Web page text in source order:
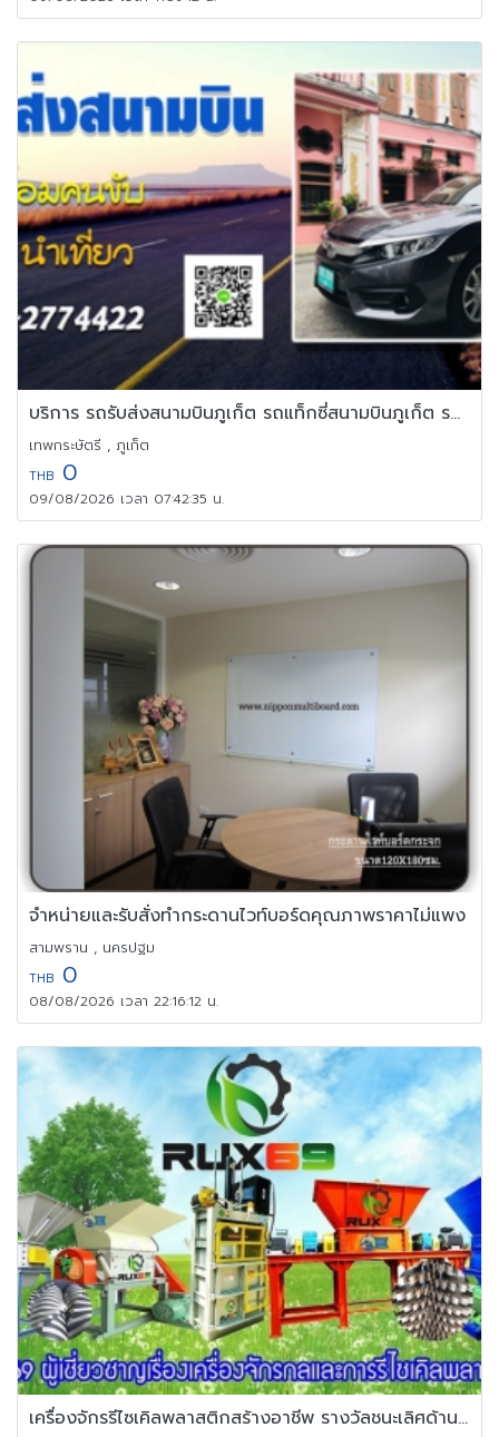
บริการ รถรับส่งสนามบินภูเก็ต รถแท็กซี่สนามบินภูเก็ต รถไปสนามบิน
เทพกระษัตรี , ภูเก็ต
THB 0
09/08/2026 เวลา 07:42:35 น.
จำหน่ายและรับสั่งทำกระดานไวท์บอร์ดคุณภาพราคาไม่แพง
สามพราน , นครปฐม
THB 0
08/08/2026 เวลา 22:16:12 น.
เครื่องจักรรีไซเคิลพลาสติกสร้างอาชีพ รางวัลชนะเลิศด้านเครื่องจักร